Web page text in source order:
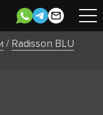
/ Radisson BLU